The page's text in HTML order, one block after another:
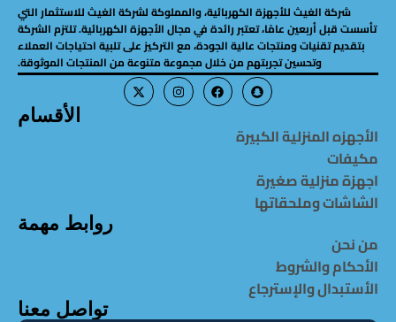
شركة الغيث للأجهزة الكهربائية، والمملوكة لشركة الغيث للاستثمار التي
تأسست قبل أربعين عامًا، تعتبر رائدة في مجال الأجهزة الكهربائية. تلتزم الشركة
بتقديم تقنيات ومنتجات عالية الجودة، مع التركيز على تلبية احتياجات العملاء
وتحسين تجربتهم من خلال مجموعة متنوعة من المنتجات الموثوقة.
الأقسام
الأجهزه المنزلية الكبيرة
مكيفات
اجهزة منزلية صغيرة
الشاشات وملحقاتها
روابط مهمة
من نحن
الأحكام والشروط
الأستبدال والإسترجاع
تواصل معنا